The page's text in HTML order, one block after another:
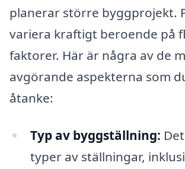
planerar större byggprojekt.
variera kraftigt beroende på
faktorer. Här är några av de
avgörande aspekterna som
åtanke:
Typ av byggställning:
typer av ställningar,